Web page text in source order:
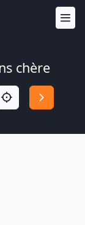
chère